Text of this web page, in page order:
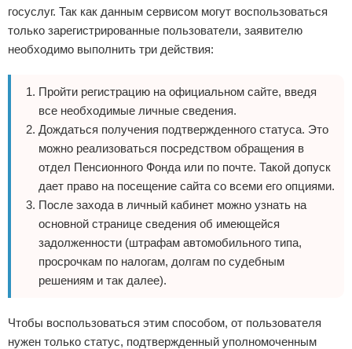
госуслуг. Так как данным сервисом могут воспользоваться
только зарегистрированные пользователи, заявителю
необходимо выполнить три действия:
Пройти регистрацию на официальном сайте, введя
все необходимые личные сведения.
Дождаться получения подтвержденного статуса. Это
можно реализоваться посредством обращения в
отдел Пенсионного Фонда или по почте. Такой допуск
дает право на посещение сайта со всеми его опциями.
После захода в личный кабинет можно узнать на
основной странице сведения об имеющейся
задолженности (штрафам автомобильного типа,
просрочкам по налогам, долгам по судебным
решениям и так далее).
Чтобы воспользоваться этим способом, от пользователя
нужен только статус, подтвержденный уполномоченным